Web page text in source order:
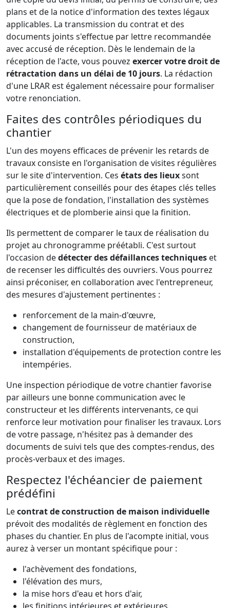
plans et de la notice d'information des textes légaux
applicables. La transmission du contrat et des
documents joints s'effectue par lettre recommandée
avec accusé de réception. Dès le lendemain de la
réception de l'acte, vous pouvez exercer votre droit de
rétractation dans un délai de 10 jours. La rédaction
d'une LRAR est également nécessaire pour formaliser
votre renonciation.
Faites des contrôles périodiques du
chantier
L'un des moyens efficaces de prévenir les retards de
travaux consiste en l'organisation de visites régulières
sur le site d'intervention. Ces états des lieuxsont
particulièrement conseillés pour des étapes clés telles
que la pose de fondation, l'installation des systèmes
électriques et de plomberie ainsi que la finition.
Ils permettent de comparer le taux de réalisation du
projet au chronogramme préétabli. C'est surtout
l'occasion dedétecter des défaillances techniques et
de recenser les difficultés des ouvriers. Vous pourrez
ainsi préconiser, en collaboration avec l'entrepreneur,
des mesures d'ajustement pertinentes :
renforcement de la main-d'œuvre,
changement de fournisseur de matériaux de
construction,
installation d'équipements de protection contre les
intempéries.
Une inspection périodique de votre chantier favorise
par ailleurs une bonne communication avec le
constructeur et les différents intervenants, ce qui
renforce leur motivation pour finaliser les travaux. Lors
de votre passage, n'hésitez pas à demander des
documents de suivi tels que des comptes-rendus, des
procès-verbaux et des images.
Respectez l'échéancier de paiement
prédéfini
Lecontrat de construction de maison individuelle
prévoit des modalités de règlement en fonction des
phases du chantier. En plus de l'acompte initial, vous
aurez à verser un montant spécifique pour :
l'achèvement des fondations,
l'élévation des murs,
la mise hors d'eau et hors d'air,
les finitions intérieures et extérieures,